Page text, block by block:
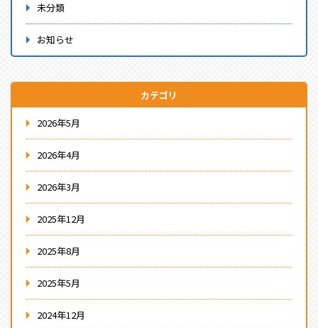
未分類
お知らせ
カテゴリ
2026年5月
2026年4月
2026年3月
2025年12月
2025年8月
2025年5月
2024年12月